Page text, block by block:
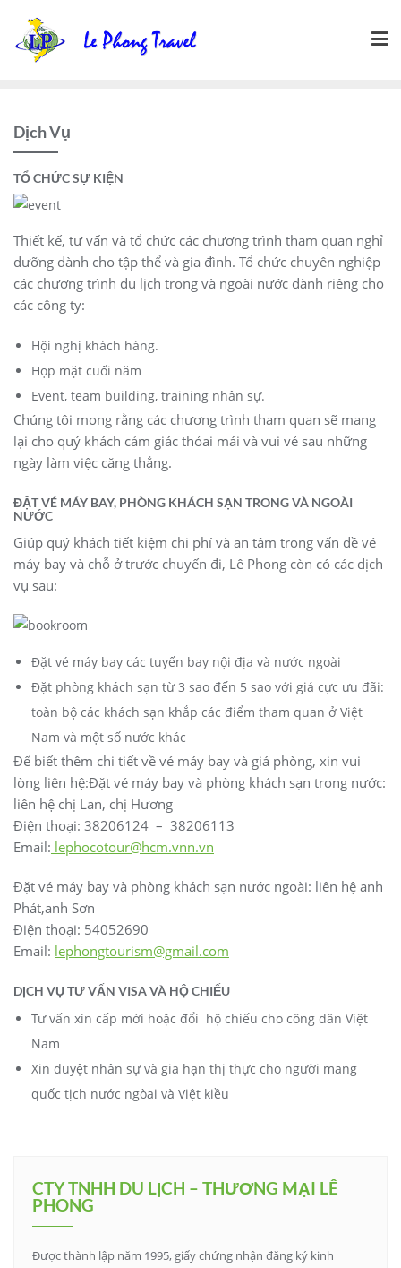
content
Dịch Vụ
TỔ CHỨC SỰ KIỆN
Thiết kế, tư vấn và tổ chức các chương trình tham quan nghỉ
dưỡng dành cho tập thể và gia đình. Tổ chức chuyên nghiệp
các chương trình du lịch trong và ngoài nước dành riêng cho
các công ty:
Hội nghị khách hàng.
Họp mặt cuối năm
Event, team building, training nhân sự.
Chúng tôi mong rằng các chương trình tham quan sẽ mang
lại cho quý khách cảm giác thỏai mái và vui vẻ sau những
ngày làm việc căng thẳng.
ĐẶT VÉ MÁY BAY, PHÒNG KHÁCH SẠN TRONG VÀ NGOÀI
NƯỚC
Giúp quý khách tiết kiệm chi phí và an tâm trong vấn đề vé
máy bay và chỗ ở trước chuyến đi, Lê Phong còn có các dịch
vụ sau:
Đặt vé máy bay các tuyến bay nội địa và nước ngoài
Đặt phòng khách sạn từ 3 sao đến 5 sao với giá cực ưu đãi:
toàn bộ các khách sạn khắp các điểm tham quan ở Việt
Nam và một số nước khác
Để biết thêm chi tiết về vé máy bay và giá phòng, xin vui
lòng liên hệ:Đặt vé máy bay và phòng khách sạn trong nước:
liên hệ chị Lan, chị Hương
Điện thoại: 38206124 – 38206113
Email: lephocotour@hcm.vnn.vn
Đặt vé máy bay và phòng khách sạn nước ngoài: liên hệ anh
Phát,anh Sơn
Điện thoại: 54052690
Email: lephongtourism@gmail.com
DỊCH VỤ TƯ VẤN VISA VÀ HỘ CHIẾU
Tư vấn xin cấp mới hoặc đổi hộ chiếu cho công dân Việt
Nam
Xin duyệt nhân sự và gia hạn thị thực cho người mang
quốc tịch nước ngòai và Việt kiều
CTY TNHH DU LỊCH – THƯƠNG MẠI LÊ
PHONG
Được thành lập năm 1995, giấy chứng nhận đăng ký kinh